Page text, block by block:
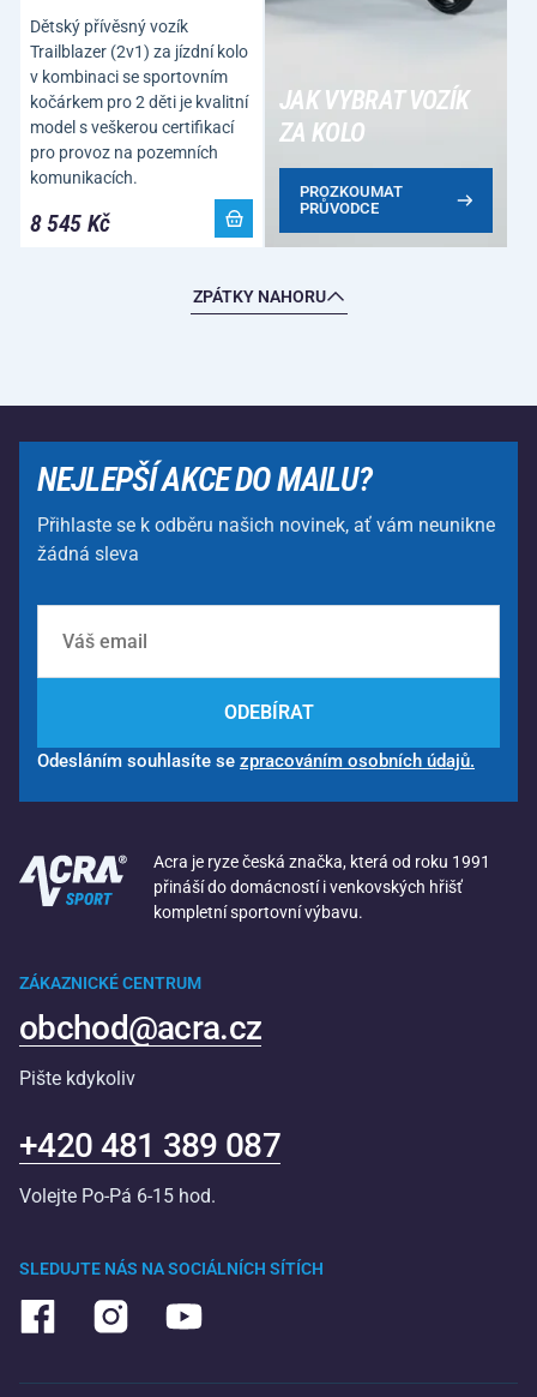
Dětský přívěsný vozík
Trailblazer (2v1) za jízdní kolo
v kombinaci se sportovním
kočárkem pro 2 děti je kvalitní
model s veškerou certifikací
pro provoz na pozemních
komunikacích.
8 545 Kč
JAK VYBRAT VOZÍK
ZA KOLO
PROZKOUMAT
PRŮVODCE
ZPÁTKY NAHORU
NEJLEPŠÍ AKCE DO MAILU?
Přihlaste se k odběru našich novinek, ať vám neunikne
žádná sleva
ODEBÍRAT
Odesláním souhlasíte se zpracováním osobních údajů.
Acra je ryze česká značka, která od roku 1991
přináší do domácností i venkovských hřišť
kompletní sportovní výbavu.
SLEDUJTE NÁS NA SOCIÁLNÍCH SÍTÍCH
ZÁKAZNICKÉ CENTRUM
obchod@acra.cz
Pište kdykoliv
+420 481 389 087
Volejte Po-Pá 6-15 hod.